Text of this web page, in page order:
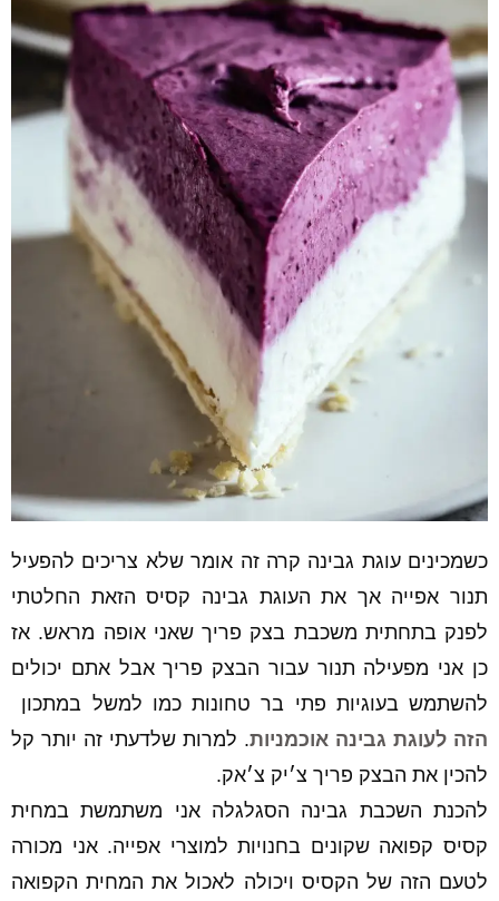
כשמכינים עוגת גבינה קרה זה אומר שלא צריכים להפעיל
תנור אפייה אך את העוגת גבינה קסיס הזאת החלטתי
לפנק בתחתית משכבת בצק פריך שאני אופה מראש. אז
כן אני מפעילה תנור עבור הבצק פריך אבל אתם יכולים
להשתמש בעוגיות פתי בר טחונות כמו למשל במתכון
הזה לעוגת גבינה אוכמניות. למרות שלדעתי זה יותר קל
להכין את הבצק פריך צ׳יק צ׳אק.
להכנת השכבת גבינה הסגלגלה אני משתמשת במחית
קסיס קפואה שקונים בחנויות למוצרי אפייה. אני מכורה
לטעם הזה של הקסיס ויכולה לאכול את המחית הקפואה